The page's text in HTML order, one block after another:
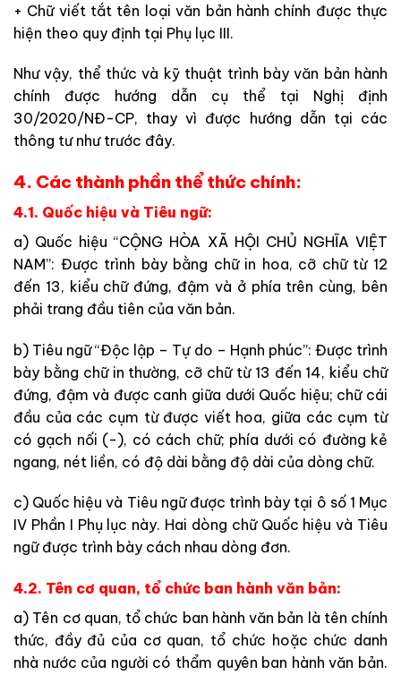
+ Chữ viết tắt tên loại văn bản hành chính được thực
hiện theo quy định tại Phụ lục III.
Như vậy, thể thức và kỹ thuật trình bày văn bản hành
chính được hướng dẫn cụ thể tại Nghị định
30/2020/NĐ-CP, thay vì được hướng dẫn tại các
thông tư như trước đây.
4. Các thành phần thể thức chính:
4.1. Quốc hiệu và Tiêu ngữ:
a) Quốc hiệu “CỘNG HÒA XÃ HỘI CHỦ NGHĨA VIỆT
NAM”: Được trình bày bằng chữ in hoa, cỡ chữ từ 12
đến 13, kiểu chữ đứng, đậm và ở phía trên cùng, bên
phải trang đầu tiên của văn bản.
b) Tiêu ngữ “Độc lập – Tự do – Hạnh phúc”: Được trình
bày bằng chữ in thường, cỡ chữ từ 13 đến 14, kiểu chữ
đứng, đậm và được canh giữa dưới Quốc hiệu; chữ cái
đầu của các cụm từ được viết hoa, giữa các cụm từ
có gạch nối (-), có cách chữ; phía dưới có đường kẻ
ngang, nét liền, có độ dài bằng độ dài của dòng chữ.
c) Quốc hiệu và Tiêu ngữ được trình bày tại ô số 1 Mục
IV Phần I Phụ lục này. Hai dòng chữ Quốc hiệu và Tiêu
ngữ được trình bày cách nhau dòng đơn.
4.2. Tên cơ quan, tổ chức ban hành văn bản:
a) Tên cơ quan, tổ chức ban hành văn bản là tên chính
thức, đầy đủ của cơ quan, tổ chức hoặc chức danh
nhà nước của người có thẩm quyên ban hành văn bản.